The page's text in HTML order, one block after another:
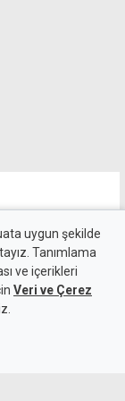
uygun şekilde
Tanımlama
ve içerikleri
Veri ve Çerez